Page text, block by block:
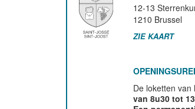
12-13
1210 Brussel
ZIE KAART
De loketten
van 8u30 tot